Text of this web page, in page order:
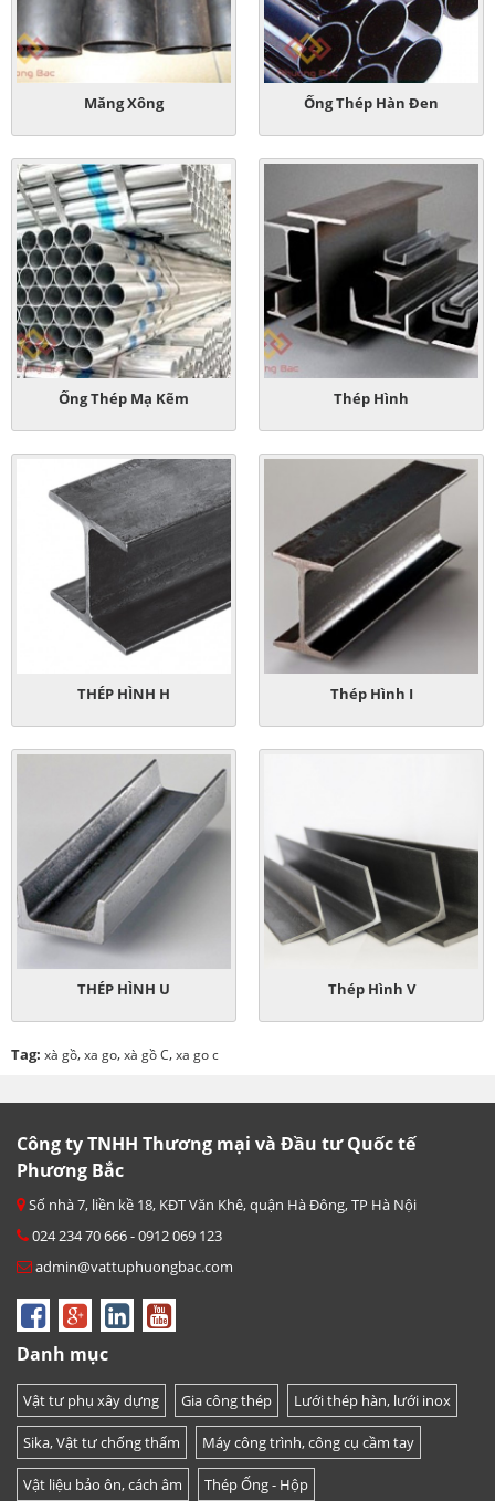
Măng Xông Ống Thép Hàn Đen
Ống Thép Mạ Kẽm Thép Hình
THÉP HÌNH H Thép Hình I
THÉP HÌNH U Thép Hình V
Tag: xà gồ,xa go,xà gồ C,xa go c
Công ty TNHH Thương mại và Đầu tư Quốc tế
Phương Bắc
Số nhà 7, liền kề 18, KĐT Văn Khê, quận Hà Đông, TP Hà Nội
024 234 70 666 - 0912 069 123
admin@vattuphuongbac.com
Danh mục
Vật tư phụ xây dựng Gia công thép Lưới thép hàn, lưới inox
Sika, Vật tư chống thấm Máy công trình, công cụ cầm tay
Vật liệu bảo ôn, cách âm Thép Ống - Hộp